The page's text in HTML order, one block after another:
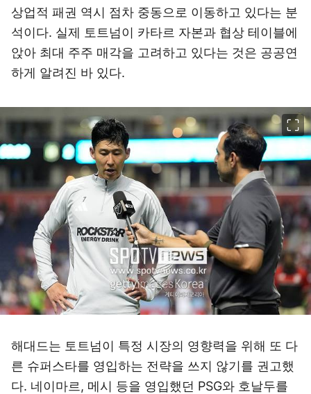
상업적 패권 역시 점차 중동으로 이동하고 있다는 분
석이다. 실제 토트넘이 카타르 자본과 협상 테이블에
앉아 최대 주주 매각을 고려하고 있다는 것은 공공연
하게 알려진 바 있다.
해대드는 토트넘이 특정 시장의 영향력을 위해 또 다
른 슈퍼스타를 영입하는 전략을 쓰지 않기를 권고했
다. 네이마르, 메시 등을 영입했던 PSG와 호날두를